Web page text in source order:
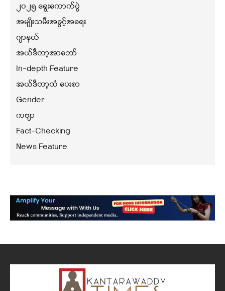
၂၀၂၅ ရွေးကောက်ပွဲ
အမျိုးသမီးအခွင့်အရေး
ဂျာနယ်
အယ်ဒီတာ့အာဘော်
In-depth Feature
အယ်ဒီတာ့ထံ ပေးစာ
Gender
ကဗျာ
Fact-Checking
News Feature